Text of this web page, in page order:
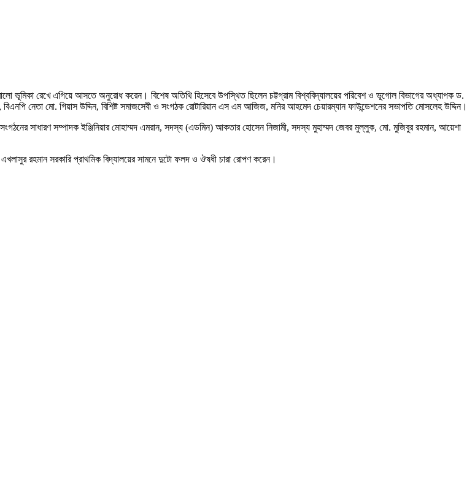
ভূমিকা রেখে এগিয়ে আসতে অনুরোধ করেন। বিশেষ অতিথি হিসেবে উপস্থিত ছিলেন চট্টগ্রাম বিশ্ববিদ্যালয়ের পরিবেশ ও ভূগোল বিভাগের অধ্যাপক ড.
নেতা মো. গিয়াস উদ্দিন, বিশিষ্ট সমাজসেবী ও সংগঠক রোটারিয়ান এস এম আজিজ, মনির আহমেদ চেয়ারম্যান ফাউন্ডেশনের সভাপতি মোসলেহ উদ্দিন।
সাধারণ সম্পাদক ইঞ্জিনিয়ার মোহাম্মদ এমরান, সদস্য (এডমিন) আকতার হোসেন নিজামী, সদস্য মুহাম্মদ জেবর মুল্লুক, মো. মুজিবুর রহমান, আয়েশা
রহমান সরকারি প্রাথমিক বিদ্যালয়ের সামনে দুটো ফলদ ও ঔষধী চারা রোপণ করেন।